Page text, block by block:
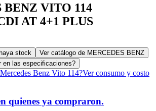
BENZ VITO 114
AT 4+1 PLUS
stock Ver catálogo de MERCEDES BENZ
en las especificaciones?
Mercedes Benz Vito 114?Ver consumo y costo
quienes ya compraron.